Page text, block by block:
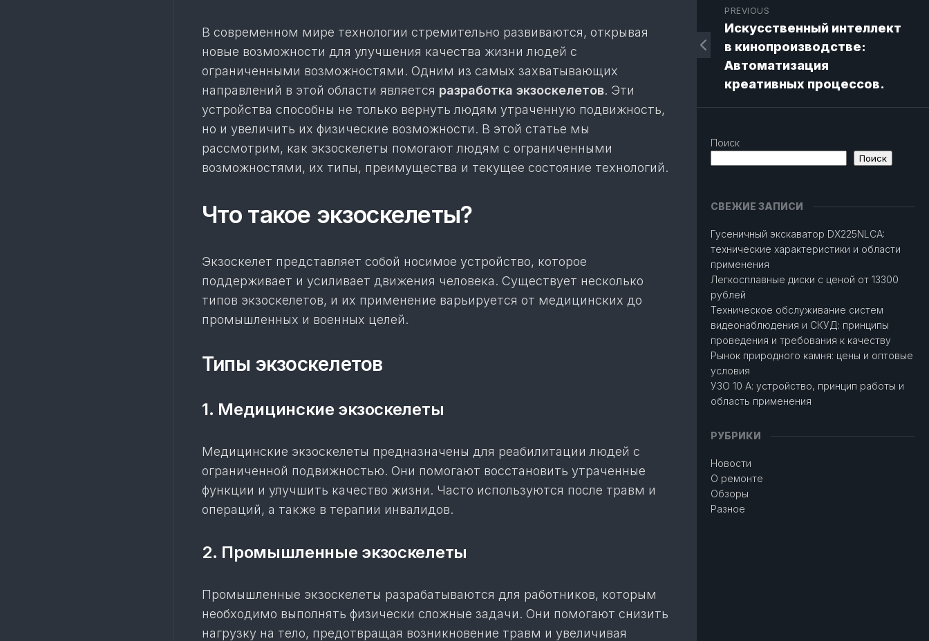
В современном мире технологии стремительно развиваются, открывая
новые возможности для улучшения качества жизни людей с
ограниченными возможностями. Одним из самых захватывающих
направлений в этой области является разработка экзоскелетов. Эти
устройства способны не только вернуть людям утраченную подвижность,
но и увеличить их физические возможности. В этой статье мы
рассмотрим, как экзоскелеты помогают людям с ограниченными
возможностями, их типы, преимущества и текущее состояние технологий.
Что такое экзоскелеты?
Экзоскелет представляет собой носимое устройство, которое
поддерживает и усиливает движения человека. Существует несколько
типов экзоскелетов, и их применение варьируется от медицинских до
промышленных и военных целей.
Типы экзоскелетов
1. Медицинские экзоскелеты
Медицинские экзоскелеты предназначены для реабилитации людей с
ограниченной подвижностью. Они помогают восстановить утраченные
функции и улучшить качество жизни. Часто используются после травм и
операций, а также в терапии инвалидов.
2. Промышленные экзоскелеты
Промышленные экзоскелеты разрабатываются для работников, которым
необходимо выполнять физически сложные задачи. Они помогают снизить
нагрузку на тело, предотвращая возникновение травм и увеличивая
PREVIOUS
Искусственный интеллект
в кинопроизводстве:
Автоматизация
креативных процессов.
Поиск
Поиск
СВЕЖИЕ ЗАПИСИ
Гусеничный экскаватор DX225NLCA:
технические характеристики и области
применения
Легкосплавные диски с ценой от 13300
рублей
Техническое обслуживание систем
видеонаблюдения и СКУД: принципы
проведения и требования к качеству
Рынок природного камня: цены и оптовые
условия
УЗО 10 А: устройство, принцип работы и
область применения
РУБРИКИ
Новости
О ремонте
Обзоры
Разное